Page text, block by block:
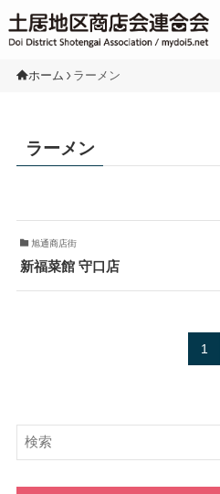
ホーム ラーメン
ラーメン
旭通商店街
新福菜館 守口店
1